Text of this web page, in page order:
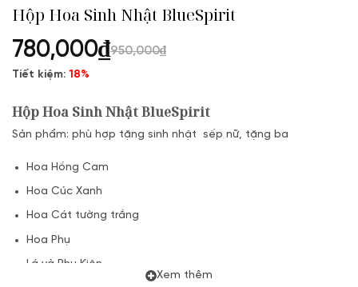
Hộp Hoa Sinh Nhật BlueSpirit
780,000₫950,000₫
Tiết kiệm:18%
Hộp Hoa Sinh Nhật BlueSpirit
Sản phẩm: phù hợp tặng sinh nhật sếp nữ, tặng ba
Hoa Hồng Cam
Hoa Cúc Xanh
Hoa Cát tường trắng
Hoa Phụ
Lá và Phụ Kiện
Xem thêm